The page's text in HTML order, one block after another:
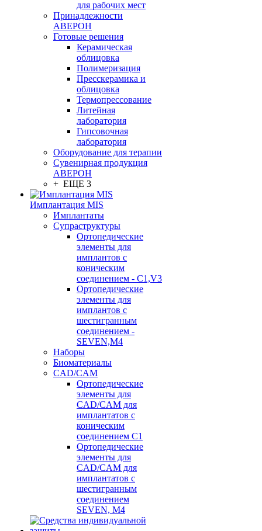
для рабочих мест
Принадлежности
АВЕРОН
Готовые решения
Керамическая
облицовка
Полимеризация
Пресскерамика и
облицовка
Термопрессование
Литейная
лаборатория
Гипсовочная
лаборатория
Оборудование для терапии
Сувенирная продукция
АВЕРОН
+ ЕЩЕ 3
Имплантация MIS
Имплантаты
Супраструктуры
Ортопедические
элементы для
имплантов с
коническим
соединением - C1,V3
Ортопедические
элементы для
имплантов с
шестигранным
соединением -
SEVEN,M4
Наборы
Биоматериалы
CAD/CAM
Ортопедические
элементы для
CAD/CAM для
имплантатов с
коническим
соединением С1
Ортопедические
элементы для
CAD/CAM для
имплантатов с
шестигранным
соединением
SEVEN, М4